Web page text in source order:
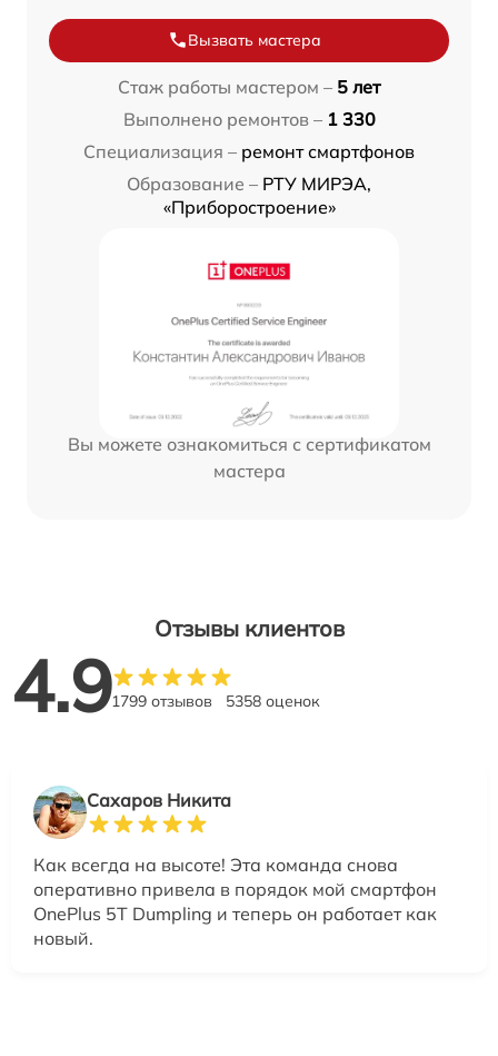
Вызвать мастера
Стаж работы мастером – 5 лет
Выполнено ремонтов – 1 330
Специализация – ремонт смартфонов
Образование – РТУ МИРЭА,
«Приборостроение»
Вы можете ознакомиться с сертификатом
мастера
Отзывы клиентов
4.91799 отзывов 5358 оценок
Сахаров Никита
Как всегда на высоте! Эта команда снова
оперативно привела в порядок мой смартфон
OnePlus 5T Dumpling и теперь он работает как
новый.